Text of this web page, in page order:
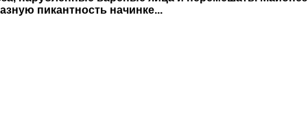
пикантность начинке...